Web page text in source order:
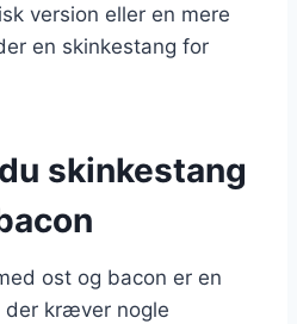
version eller en mere
en skinkestang for
skinkestang
ost og bacon er en
der kræver nogle